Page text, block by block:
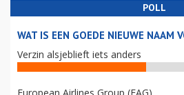
POLL
WAT IS EEN GOEDE NIEUWE NAAM
Verzin alsjeblieft iets anders